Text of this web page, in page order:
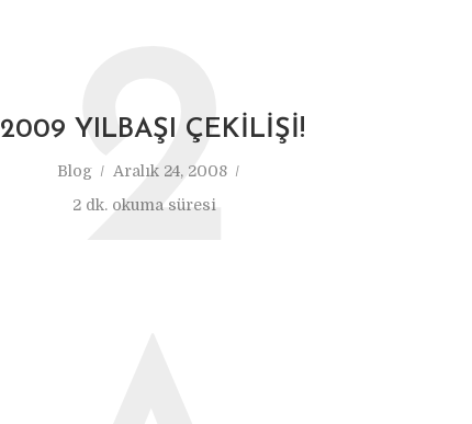
2009 YILBAŞI ÇEKILIŞI!
Blog
Aralık 24, 2008
2 dk. okuma süresi
2